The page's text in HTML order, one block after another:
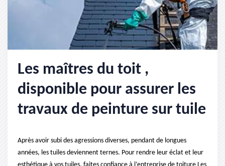
Les maîtres du toit ,
disponible pour assurer les
travaux de peinture sur tuile
Après avoir subi des agressions diverses, pendant de longues
années, les tuiles deviennent ternes. Pour rendre leur éclat et leur